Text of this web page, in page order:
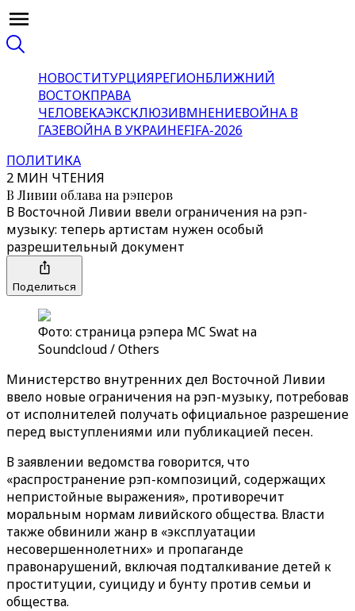
НОВОСТИТУРЦИЯРЕГИОНБЛИЖНИЙ
ВОСТОКПРАВА
ЧЕЛОВЕКАЭКСКЛЮЗИВМНЕНИЕВОЙНА В
ГАЗЕВОЙНА В УКРАИНЕFIFA-2026
ПОЛИТИКА
2 МИН ЧТЕНИЯ
В Ливии облава на рэперов
В Восточной Ливии ввели ограничения на рэп-
музыку: теперь артистам нужен особый
разрешительный документ
Поделиться
Фото: страница рэпера MC Swat на
Soundcloud / Others
Министерство внутренних дел Восточной Ливии
ввело новые ограничения на рэп-музыку, потребовав
от исполнителей получать официальное разрешение
перед выступлениями или публикацией песен.
В заявлении ведомства говорится, что
«распространение рэп-композиций, содержащих
непристойные выражения», противоречит
моральным нормам ливийского общества. Власти
также обвинили жанр в «эксплуатации
несовершеннолетних» и пропаганде
правонарушений, включая подталкивание детей к
проституции, суициду и бунту против семьи и
общества.